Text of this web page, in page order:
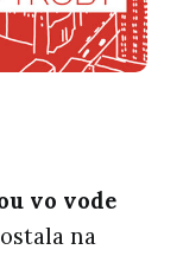
vo vode
na